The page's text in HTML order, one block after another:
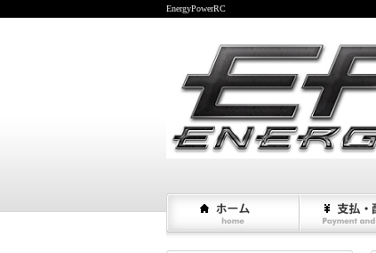
EnergyPowerRC